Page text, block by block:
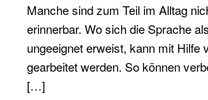
Manche sind zum Teil im Alltag
erinnerbar. Wo sich die Sprache
ungeeignet erweist, kann mit Hilfe
gearbeitet werden. So können
[…]